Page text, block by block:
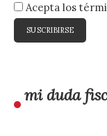
Acepta los
mi duda